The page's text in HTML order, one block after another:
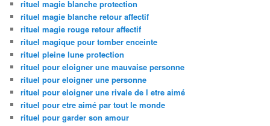
rituel magie blanche protection
rituel magie blanche retour affectif
rituel magie rouge retour affectif
rituel magique pour tomber enceinte
rituel pleine lune protection
rituel pour eloigner une mauvaise personne
rituel pour eloigner une personne
rituel pour eloigner une rivale de l etre aimé
rituel pour etre aimé par tout le monde
rituel pour garder son amour